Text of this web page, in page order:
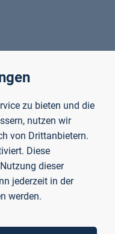
zu bieten und die
nutzen wir
von Drittanbietern.
Diese
dieser
jederzeit in der
werden.